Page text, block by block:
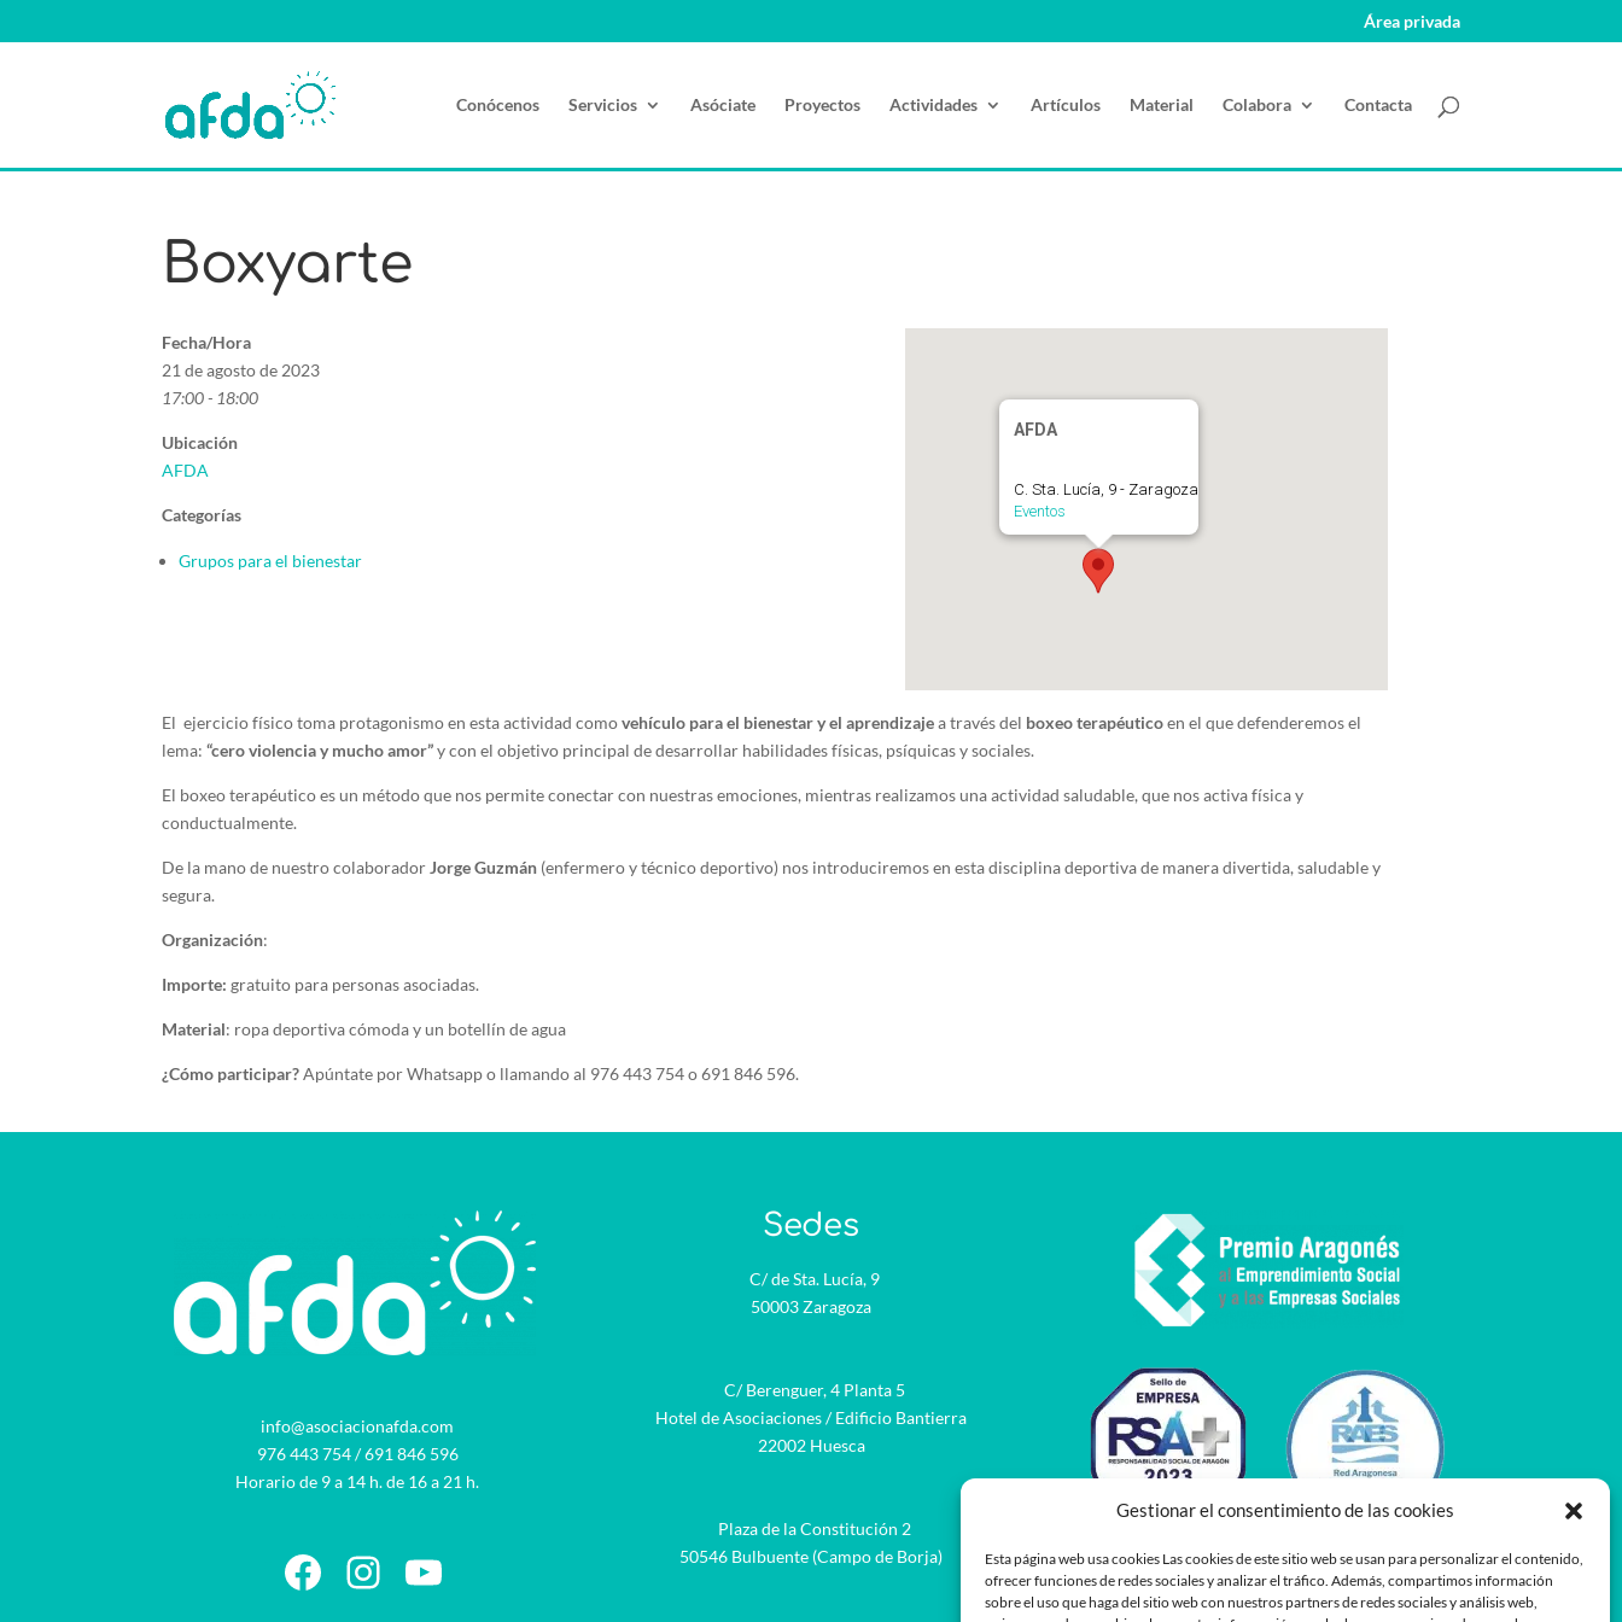
Gestionar el consentimiento de las cookies
Esta página web usa cookies Las cookies de este sitio web se usan para personalizar el contenido,
ofrecer funciones de redes sociales y analizar el tráfico. Además, compartimos información
sobre el uso que haga del sitio web con nuestros partners de redes sociales y análisis web,
Área privada
Conócenos Servicios Asóciate Proyectos Actividades Artículos Material Colabora Contacta
Boxyarte
AFDA
C. Sta. Lucía, 9 - Zaragoza
Eventos
Fecha/Hora
21 de agosto de 2023
17:00 - 18:00
Ubicación
AFDA
Categorías
Grupos para el bienestar
El ejercicio físico toma protagonismo en esta actividad comovehículo para el bienestar y el aprendizajea través del boxeo terapéuticoen el que defenderemos el
lema:“cero violencia y mucho amor”y con el objetivo principal de desarrollar habilidades físicas, psíquicas y sociales.
El boxeo terapéutico es un método que nos permite conectar con nuestras emociones, mientras realizamos una actividad saludable, que nos activa física y
conductualmente.
De la mano de nuestro colaborador Jorge Guzmán (enfermero y técnico deportivo) nos introduciremos en esta disciplina deportiva de manera divertida, saludable y
segura.
Organización:
Importe: gratuito para personas asociadas.
Material: ropa deportiva cómoda y un botellín de agua
¿Cómo participar?Apúntate por Whatsapp o llamando al 976 443 754 o 691 846 596.
info@asociacionafda.com
976 443 754/691 846 596
Horario de 9 a 14 h. de 16 a 21 h.
Facebook
Instagram
YouTube
Sedes
C/ de Sta. Lucía, 9
50003 Zaragoza
C/ Berenguer, 4 Planta 5
Hotel de Asociaciones / Edificio Bantierra
22002 Huesca
Plaza de la Constitución 2
50546 Bulbuente (Campo de Borja)